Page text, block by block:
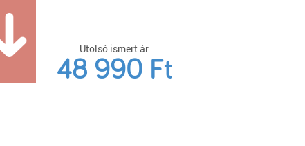
Utolsó ismert ár
48 990 Ft